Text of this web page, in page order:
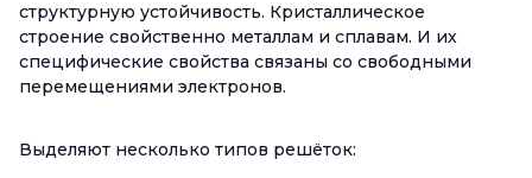
структурную устойчивость. Кристаллическое
строение свойственно металлам и сплавам. И их
специфические свойства связаны со свободными
перемещениями электронов.
Выделяют несколько типов решёток: